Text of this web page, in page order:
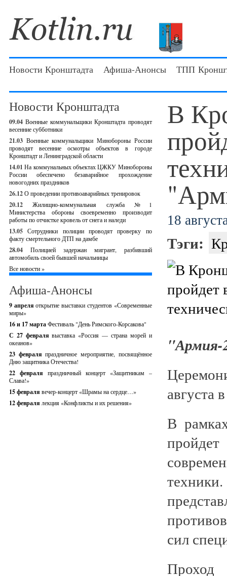
Новости Кронштадта Афиша-Анонсы ТПП
Новости Кронштадта
09.04 Военные коммунальщики Кронштадта проводят
весенние субботники
21.03 Военные коммунальщики Минобороны России
проводят весенние осмотры объектов в городе
Кронштадт и Ленинградской области
14.01 На коммунальных объектах ЦЖКУ Минобороны
России обеспечено безаварийное прохождение
новогодних праздников
26.12О проведении противоаварийных тренировок
20.12
Жилищно-коммунальная служба №1
Министерства обороны своевременно производит
работы по отчистке кровель от снега и наледи
13.05 Сотрудники полиции проводят проверку по
факту смертельного ДТП на дамбе
28.04
Полицией задержан мигрант, разбивший
автомобиль своей бывшей начальницы
Все новости »
Афиша-Анонсы
9 апреляоткрытие выставки студентов «Современные
миры»
16 и 17 мартаФестиваль "День Римского-Корсакова"
С 27 февралявыставка «Россия — страна морей и
океанов»
23 февраляпраздничное мероприятие, посвящённое
Дню защитника Отечества!
22 февраля праздничный концерт «Защитникам –
Слава!»
15 февраля вечер-концерт «Шрамы на сердце…»
12 февраля лекция «Конфликты и их решения»
В
18
Тэги:
"Армия-
августа
В
сил
Проход